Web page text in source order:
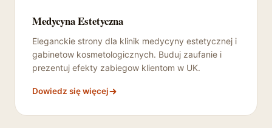
Medycyna Estetyczna
Eleganckie strony dla klinik medycyny estetycznej i
gabinetow kosmetologicznych. Buduj zaufanie i
prezentuj efekty zabiegow klientom w UK.
Dowiedz się więcej